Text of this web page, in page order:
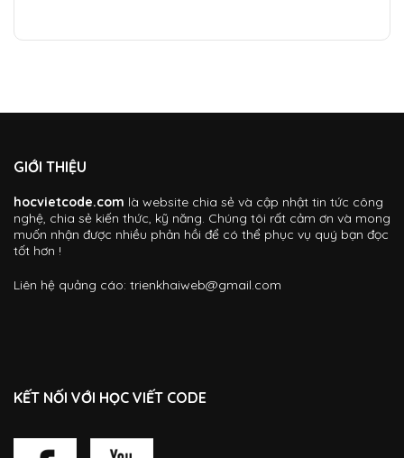
GIỚI THIỆU
hocvietcode.com là website chia sẻ và cập nhật tin tức công
nghệ, chia sẻ kiến thức, kỹ năng. Chúng tôi rất cảm ơn và mong
muốn nhận được nhiều phản hồi để có thể phục vụ quý bạn đọc
tốt hơn !
Liên hệ quảng cáo: trienkhaiweb@gmail.com
KẾT NỐI VỚI HỌC VIẾT CODE